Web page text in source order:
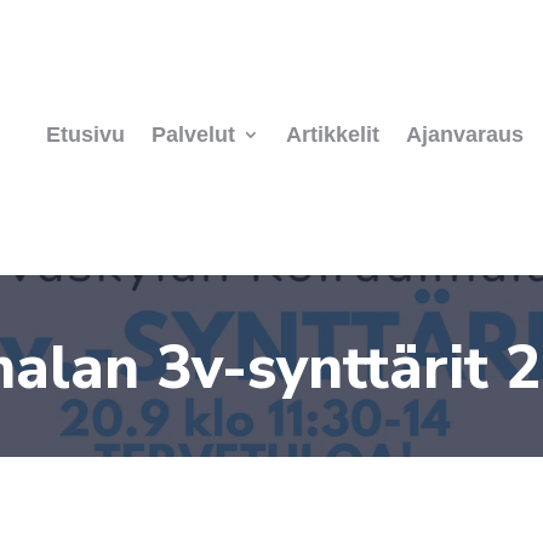
Etusivu Palvelut Artikkelit Ajanvaraus
3v-synttärit